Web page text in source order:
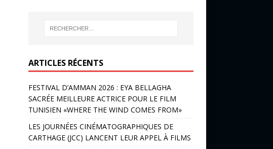
ARTICLES RÉCENTS
FESTIVAL D’AMMAN 2026 : EYA BELLAGHA
SACRÉE MEILLEURE ACTRICE POUR LE FILM
TUNISIEN «WHERE THE WIND COMES FROM»
LES JOURNÉES CINÉMATOGRAPHIQUES DE
CARTHAGE (JCC) LANCENT LEUR APPEL À FILMS